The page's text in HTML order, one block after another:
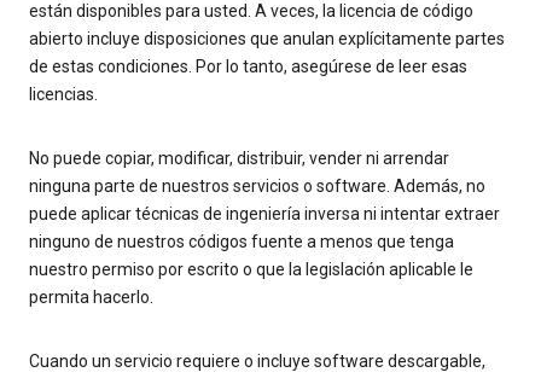
están disponibles para usted. A veces, la licencia de código
abierto incluye disposiciones que anulan explícitamente partes
de estas condiciones. Por lo tanto, asegúrese de leer esas
licencias.
No puede copiar, modificar, distribuir, vender ni arrendar
ninguna parte de nuestros servicios o software. Además, no
puede aplicar técnicas de ingeniería inversa ni intentar extraer
ninguno de nuestros códigos fuente a menos que tenga
nuestro permiso por escrito o que la legislación aplicable le
permita hacerlo.
Cuando un servicio requiere o incluye software descargable,